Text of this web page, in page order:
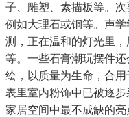
子、雕塑、素描板等。次
例如大理石或铜等。声
测，正在温和的灯光里
等。一些石膏潮玩摆件
绘，以质量为生命，合
表里室内粉饰中已被逐
家居空间中最不成缺的